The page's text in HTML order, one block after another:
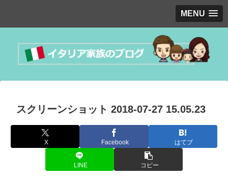
MENU
スクリーンショット 2018-07-27 15.05.23
X Facebook はてブ
LINE コピー